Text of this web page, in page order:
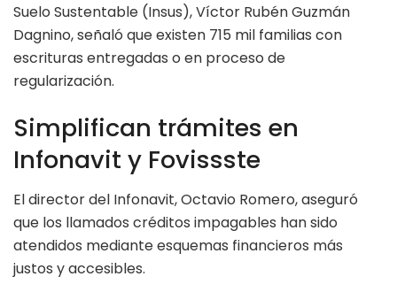
Suelo Sustentable (Insus), Víctor Rubén Guzmán
Dagnino, señaló que existen 715 mil familias con
escrituras entregadas o en proceso de
regularización.
Simplifican trámites en
Infonavit y Fovissste
El director del Infonavit, Octavio Romero, aseguró
que los llamados créditos impagables han sido
atendidos mediante esquemas financieros más
justos y accesibles.